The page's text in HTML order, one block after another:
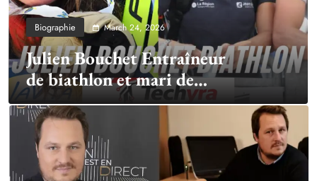
Biographie March 24, 2026
Julien Bouchet Entraîneur
de biathlon et mari de
Justine Braisaz-Bouchet